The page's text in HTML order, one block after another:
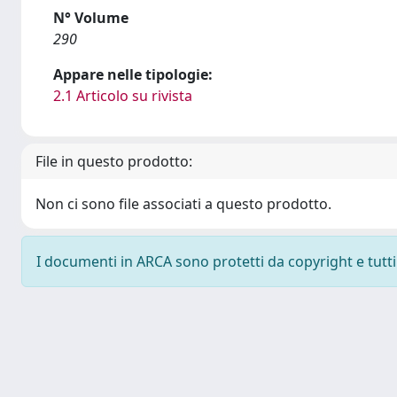
N° Volume
290
Appare nelle tipologie:
2.1 Articolo su rivista
File in questo prodotto:
Non ci sono file associati a questo prodotto.
I documenti in ARCA sono protetti da copyright e